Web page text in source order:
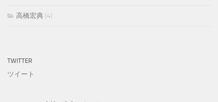
高橋宏典 (4)
TWITTER
ツイート